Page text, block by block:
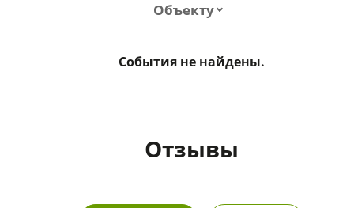
Объекту
События не найдены.
Отзывы